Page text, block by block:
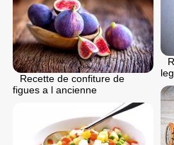
Recette de confiture de
figues a l ancienne